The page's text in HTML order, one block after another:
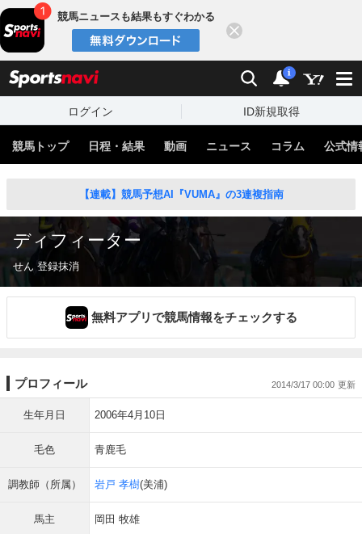
競馬ニュースも結果もすぐわかる
検索 通知
i
ログイン ID新規取得
競馬トップ 日程・結果 動画 ニュース コラム 公式情
【連載】競馬予想AI『VUMA』の3連複指南
ディフィーター
せん 登録抹消
無料アプリで競馬情報をチェックする
プロフィール 2014/3/17 00:00
生年月日 2006年4月10日
毛色 青鹿毛
調教師（所属） 岩戸 孝樹(美浦)
馬主 岡田 牧雄